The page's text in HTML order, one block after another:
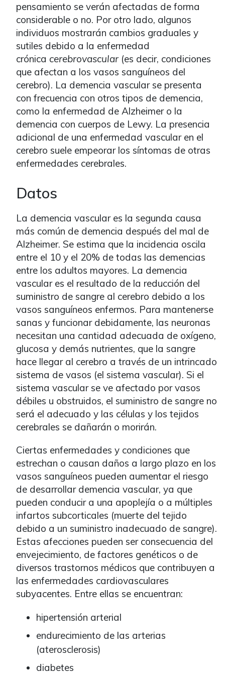
pensamiento se verán afectadas de forma
considerable o no. Por otro lado, algunos
individuos mostrarán cambios graduales y
sutiles debido a la enfermedad
crónica cerebrovascular (es decir, condiciones
que afectan a los vasos sanguíneos del
cerebro). La demencia vascular se presenta
con frecuencia con otros tipos de demencia,
como la enfermedad de Alzheimer o la
demencia con cuerpos de Lewy. La presencia
adicional de una enfermedad vascular en el
cerebro suele empeorar los síntomas de otras
enfermedades cerebrales.
Datos
La demencia vascular es la segunda causa
más común de demencia después del mal de
Alzheimer. Se estima que la incidencia oscila
entre el 10 y el 20% de todas las demencias
entre los adultos mayores. La demencia
vascular es el resultado de la reducción del
suministro de sangre al cerebro debido a los
vasos sanguíneos enfermos. Para mantenerse
sanas y funcionar debidamente, las neuronas
necesitan una cantidad adecuada de oxígeno,
glucosa y demás nutrientes, que la sangre
hace llegar al cerebro a través de un intrincado
sistema de vasos (el sistema vascular). Si el
sistema vascular se ve afectado por vasos
débiles u obstruidos, el suministro de sangre no
será el adecuado y las células y los tejidos
cerebrales se dañarán o morirán.
Ciertas enfermedades y condiciones que
estrechan o causan daños a largo plazo en los
vasos sanguíneos pueden aumentar el riesgo
de desarrollar demencia vascular, ya que
pueden conducir a una apoplejía o a múltiples
infartos subcorticales (muerte del tejido
debido a un suministro inadecuado de sangre).
Estas afecciones pueden ser consecuencia del
envejecimiento, de factores genéticos o de
diversos trastornos médicos que contribuyen a
las enfermedades cardiovasculares
subyacentes. Entre ellas se encuentran:
hipertensión arterial
endurecimiento de las arterias
(aterosclerosis)
diabetes